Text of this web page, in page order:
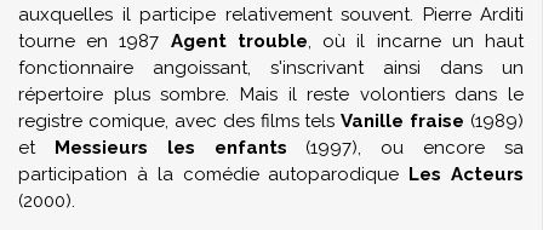
auxquelles il participe relativement souvent. Pierre Arditi
tourne en 1987 Agent trouble, où il incarne un haut
fonctionnaire angoissant, s'inscrivant ainsi dans un
répertoire plus sombre. Mais il reste volontiers dans le
registre comique, avec des films telsVanille fraise (1989)
et Messieurs les enfants (1997), ou encore sa
participation à la comédie autoparodique Les Acteurs
(2000).